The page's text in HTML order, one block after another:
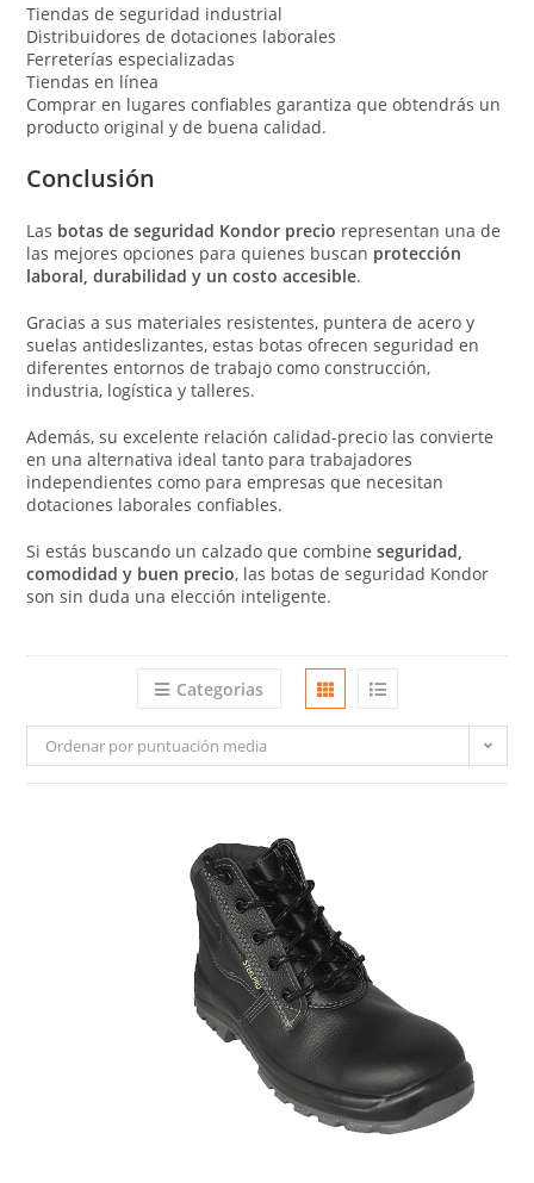
Tiendas de seguridad industrial
Distribuidores de dotaciones laborales
Ferreterías especializadas
Tiendas en línea
Comprar en lugares confiables garantiza que obtendrás un
producto original y de buena calidad.
Conclusión
Las botas de seguridad Kondor precio representan una de
las mejores opciones para quienes buscan protección
laboral, durabilidad y un costo accesible.
Gracias a sus materiales resistentes, puntera de acero y
suelas antideslizantes, estas botas ofrecen seguridad en
diferentes entornos de trabajo como construcción,
industria, logística y talleres.
Además, su excelente relación calidad-precio las convierte
en una alternativa ideal tanto para trabajadores
independientes como para empresas que necesitan
dotaciones laborales confiables.
Si estás buscando un calzado que combineseguridad,
comodidad y buen precio, las botas de seguridad Kondor
son sin duda una elección inteligente.
Categorias
Ordenar por puntuación media